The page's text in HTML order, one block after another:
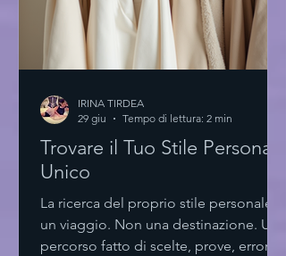
Trovare il Tuo Stile Personale
Unico
La ricerca del proprio stile personale è
un viaggio. Non una destinazione. Un
percorso fatto di scelte, prove, errori.
IRINA TIRDEA
29 giu
Tempo di lettura: 2 min